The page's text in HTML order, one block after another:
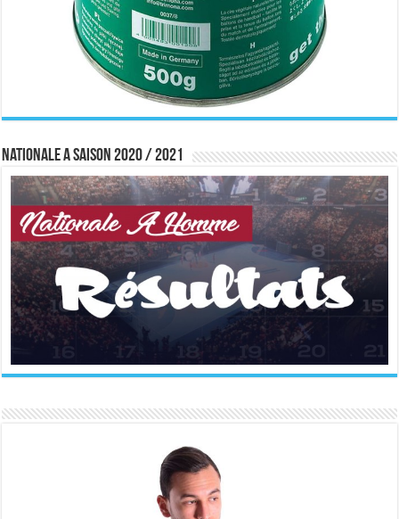
Nationale A saison 2020 / 2021